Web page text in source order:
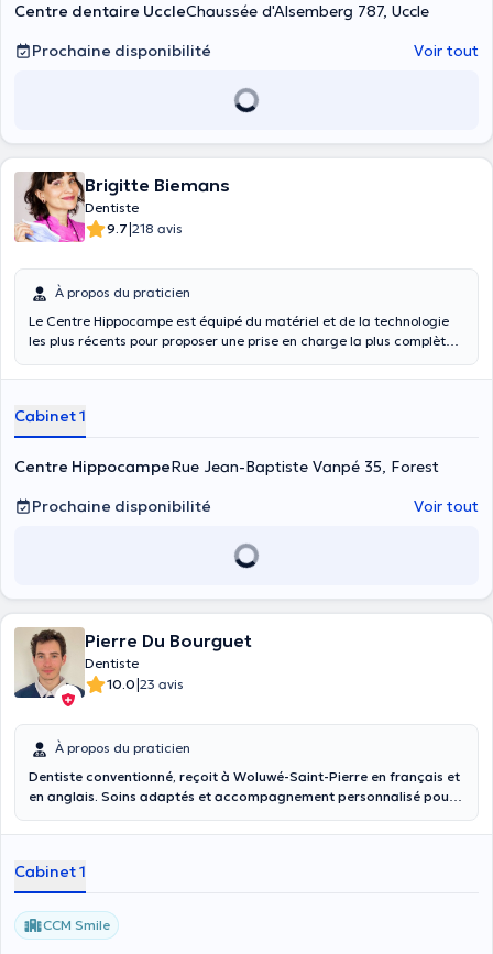
Centre dentaire UccleChaussée d'Alsemberg 787, Uccle
Prochaine disponibilité
Voir tout
Brigitte Biemans
Dentiste
9.7|218 avis
À propos du praticien
Le Centre Hippocampe est équipé du matériel et de la technologie
les plus récents pour proposer une prise en charge la plus complète
proposons les services de dentisterie classique en prévention,
soulager et de vous conseiller au mieux, car l’une des grandes
qualités de Madame Biemans, est d’être constamment en
recherche de nouveaux matériaux, de techniques d’avant-garde, et
de produits respectueux de votre santé et de celle de
l’environnement. Notre politique : conserver le plus possible
l’intégrité de vos dents et de vos mâchoires en évitant autant que
Cabinet 1
Centre HippocampeRue Jean-Baptiste Vanpé 35, Forest
Prochaine disponibilité
Voir tout
Pierre Du Bourguet
Dentiste
10.0|23 avis
À propos du praticien
Dentiste conventionné, reçoit à Woluwé-Saint-Pierre en français et
en anglais. Soins adaptés et accompagnement personnalisé pour
Cabinet 1
CCM Smile